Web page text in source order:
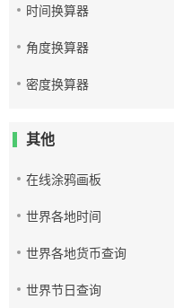
时间换算器
角度换算器
密度换算器
其他
在线涂鸦画板
世界各地时间
世界各地货币查询
世界节日查询